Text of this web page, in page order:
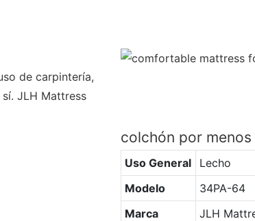
de carpintería,
JLH Mattress
colchón por menos
Uso General
Lecho
Modelo
34PA-64
Marca
JLH